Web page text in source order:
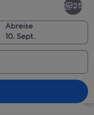
Gebäude mit
25
Abreise
10. Sept.